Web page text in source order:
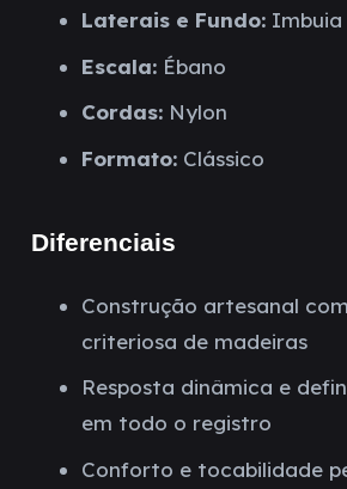
Laterais e Fundo: Imbuia
Escala: Ébano
Cordas: Nylon
Formato: Clássico
Diferenciais
Construção artesanal
criteriosa de madeiras
Resposta dinâmica e
em todo o registro
Conforto e tocabilidade